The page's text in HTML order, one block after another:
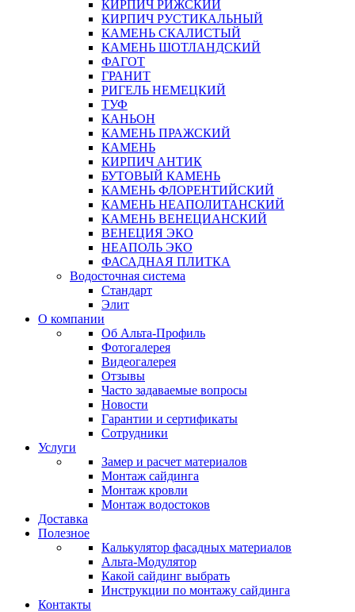
КИРПИЧ РИЖСКИЙ
КИРПИЧ РУСТИКАЛЬНЫЙ
КАМЕНЬ СКАЛИСТЫЙ
КАМЕНЬ ШОТЛАНДСКИЙ
ФАГОТ
ГРАНИТ
РИГЕЛЬ НЕМЕЦКИЙ
ТУФ
КАНЬОН
КАМЕНЬ ПРАЖСКИЙ
КАМЕНЬ
КИРПИЧ АНТИК
БУТОВЫЙ КАМЕНЬ
КАМЕНЬ ФЛОРЕНТИЙСКИЙ
КАМЕНЬ НЕАПОЛИТАНСКИЙ
КАМЕНЬ ВЕНЕЦИАНСКИЙ
ВЕНЕЦИЯ ЭКО
НЕАПОЛЬ ЭКО
ФАСАДНАЯ ПЛИТКА
Водосточная система
Стандарт
Элит
О компании
Об Альта-Профиль
Фотогалерея
Видеогалерея
Отзывы
Часто задаваемые вопросы
Новости
Гарантии и сертификаты
Сотрудники
Услуги
Замер и расчет материалов
Монтаж сайдинга
Монтаж кровли
Монтаж водостоков
Доставка
Полезное
Калькулятор фасадных материалов
Альта-Модулятор
Какой сайдинг выбрать
Инструкции по монтажу сайдинга
Контакты